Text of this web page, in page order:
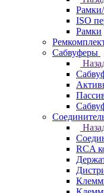
ISO
Рамки
Сабвуферы
RCA